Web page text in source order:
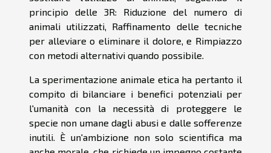
principio delle 3R: Riduzione del numero di
animali utilizzati, Raffinamento delle tecniche
per alleviare o eliminare il dolore, e Rimpiazzo
con metodi alternativi quando possibile.
La sperimentazione animale etica ha pertanto il
compito di bilanciare i benefici potenziali per
l'umanità con la necessità di proteggere le
specie non umane dagli abusi e dalle sofferenze
inutili. È un'ambizione non solo scientifica ma